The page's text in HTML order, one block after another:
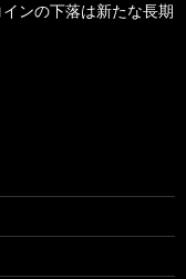
ンの下落は新たな長期